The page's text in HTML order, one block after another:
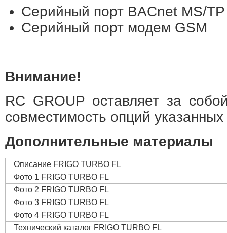
Серийный порт BACnet MS/TP
Серийный порт модем GSM
Внимание!
RC GROUP оставляет за
совместимость опций указанных
Дополнительные материалы
Описание FRIGO TURBO FL
Фото 1 FRIGO TURBO FL
Фото 2 FRIGO TURBO FL
Фото 3 FRIGO TURBO FL
Фото 4 FRIGO TURBO FL
Технический каталог FRIGO TURBO FL